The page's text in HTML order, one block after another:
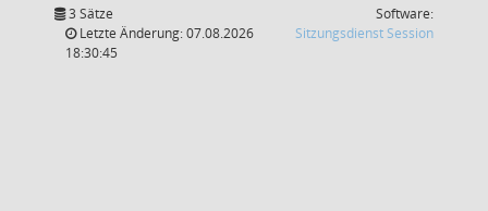
3 Sätze
Letzte Änderung: 07.08.2026
18:30:45
Software:
Sitzungsdienst Session(Wird in